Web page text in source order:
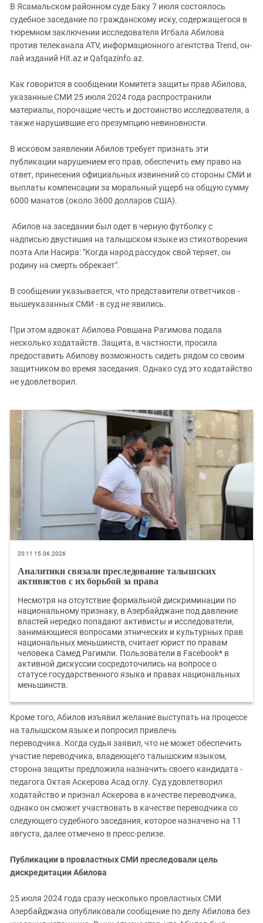
В Ясамальском районном суде Баку 7 июля состоялось
судебное заседание по гражданскому иску, содержащегося в
тюремном заключении исследователя Игбала Абилова
против телеканала ATV, информационного агентства Trend, он-
лай изданий Hit.az и Qafqazinfo.az.
Как говорится в сообщении Комитета защиты прав Абилова,
указанные СМИ 25 июля 2024 года распространили
материалы, порочащие честь и достоинство исследователя, а
также нарушившие его презумпцию невиновности.
В исковом заявлении Абилов требует признать эти
публикации нарушением его прав, обеспечить ему право на
ответ, принесения официальных извинений со стороны СМИ и
выплаты компенсации за моральный ущерб на общую сумму
6000 манатов (около 3600 долларов США).
Абилов на заседании был одет в черную футболку с
надписью двустишия на талышском языке из стихотворения
поэта Али Насира: "Когда народ рассудок свой теряет, он
родину на смерть обрекает".
В сообщении указывается, что представители ответчиков -
вышеуказанных СМИ - в суд не явились.
При этом адвокат Абилова Ровшана Рагимова подала
несколько ходатайств. Защита, в частности, просила
предоставить Абилову возможность сидеть рядом со своим
защитником во время заседания. Однако суд это ходатайство
не удовлетворил.
20:11 15.06.2026
Аналитики связали преследование талышских
активистов с их борьбой за права
Несмотря на отсутствие формальной дискриминации по
национальному признаку, в Азербайджане под давление
властей нередко попадают активисты и исследователи,
занимающиеся вопросами этнических и культурных прав
национальных меньшинств, считает юрист по правам
человека Самед Рагимли. Пользователи в Facebook* в
активной дискуссии сосредоточились на вопросе о
статусе государственного языка и правах национальных
меньшинств.
Кроме того, Абилов изъявил желание выступать на процессе
на талышском языке и попросил привлечь
переводчика. Когда судья заявил, что не может обеспечить
участие переводчика, владеющего талышским языком,
сторона защиты предложила назначить своего кандидата -
педагога Октая Аскерова Асад оглу. Суд удовлетворил
ходатайство и признал Аскерова в качестве переводчика,
однако он сможет участвовать в качестве переводчика со
следующего судебного заседания, которое назначено на 11
августа, далее отмечено в пресс-релизе.
Публикации в провластных СМИ преследовали цель
дискредитации Абилова
25 июля 2024 года сразу несколько провластных СМИ
Азербайджана опубликовали сообщение по делу Абилова без